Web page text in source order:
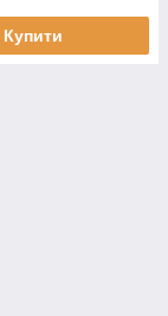
Купити